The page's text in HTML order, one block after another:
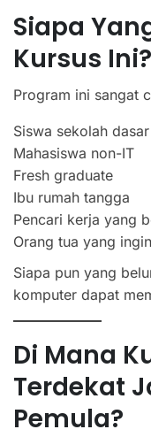
Siapa
Kursus Ini?
Program ini sangat
Siswa sekolah
Mahasiswa non-IT
Fresh graduate
Ibu rumah tangga
Pencari kerja yang
Orang tua yang
Siapa pun yang
komputer dapat
Di Mana
Terdekat
Pemula?